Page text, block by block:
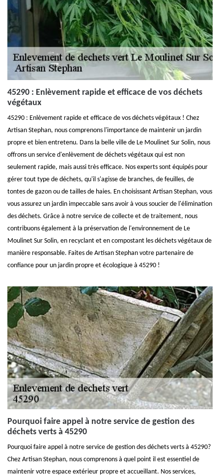
45290 : Enlèvement rapide et efficace de vos déchets
végétaux
45290 : Enlèvement rapide et efficace de vos déchets végétaux ! Chez
Artisan Stephan, nous comprenons l'importance de maintenir un jardin
propre et bien entretenu. Dans la belle ville de Le Moulinet Sur Solin, nous
offrons un service d'enlèvement de déchets végétaux qui est non
seulement rapide, mais aussi très efficace. Nos experts sont équipés pour
gérer tout type de déchets, qu'il s'agisse de branches, de feuilles, de
tontes de gazon ou de tailles de haies. En choisissant Artisan Stephan, vous
vous assurez un jardin impeccable sans avoir à vous soucier de l'élimination
des déchets. Grâce à notre service de collecte et de traitement, nous
contribuons également à la préservation de l'environnement de Le
Moulinet Sur Solin, en recyclant et en compostant les déchets végétaux de
manière responsable. Faites de Artisan Stephan votre partenaire de
confiance pour un jardin propre et écologique à 45290 !
Pourquoi faire appel à notre service de gestion des
déchets verts à 45290
Pourquoi faire appel à notre service de gestion des déchets verts à 45290?
Chez Artisan Stephan, nous comprenons à quel point il est essentiel de
maintenir votre espace extérieur propre et accueillant. Nos services,